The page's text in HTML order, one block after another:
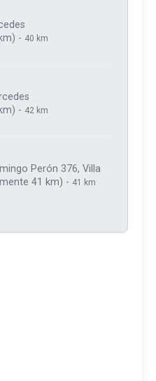
- 40 km
- 42 km
Perón 376, Villa
41 km) - 41 km